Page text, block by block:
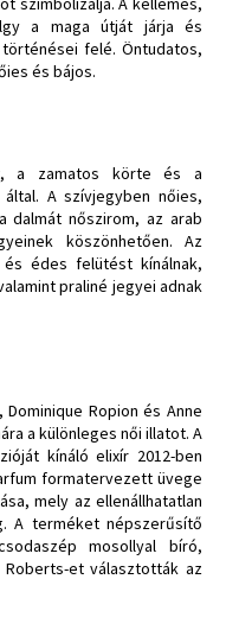
a maga útját járja és
felé. Öntudatos,
és bájos.
a zamatos körte és a
A szívjegyben nőies,
dalmát nőszirom, az arab
köszönhetően. Az
édes felütést kínálnak,
praliné jegyei adnak
Ropion és Anne
a különleges női illatot. A
kínáló elixír 2012-ben
formatervezett üvege
mely az ellenállhatatlan
A terméket népszerűsítő
mosollyal bíró,
et választották az